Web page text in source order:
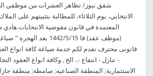
شفق نيوز/ تظاهر العشرات من موظفي
الانتخابي، يوم الثلاثاء، للمطالبة بتثبيتهم على
المعتمدة في قانون مفوضية
(موظف عقد) قا 15‏‏/5‏‏/1442 بعد
قانونى محترف نقدم لكم خدمة صياغة كافة انواع
- تنازل - انتفاع -.. الخ , وكافة انواع العقود
الاستثمارية; المنطقة الصناعية; صامطة; منطقة